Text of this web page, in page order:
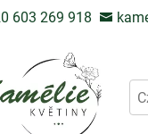
603 269 918